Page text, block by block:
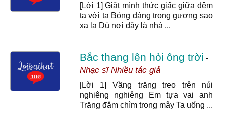
[Lời 1] Giật mình thức giấc giữa đêm
ta với ta Bóng dáng trong gương sao
xa lạ Dù nơi đây là nhà ...
Bắc thang lên hỏi ông trời -
Nhạc sĩ Nhiều tác giả
[Lời 1] Vầng trăng treo trên núi
nghiêng nghiêng Em tựa vai anh
Trăng đắm chìm trong mây Ta uống ...